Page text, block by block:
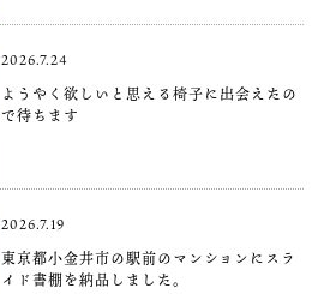
2026.7.24
ようやく欲しいと思える椅子に出会えたの
で待ちます
2026.7.19
東京都小金井市の駅前のマンションにスラ
イド書棚を納品しました。